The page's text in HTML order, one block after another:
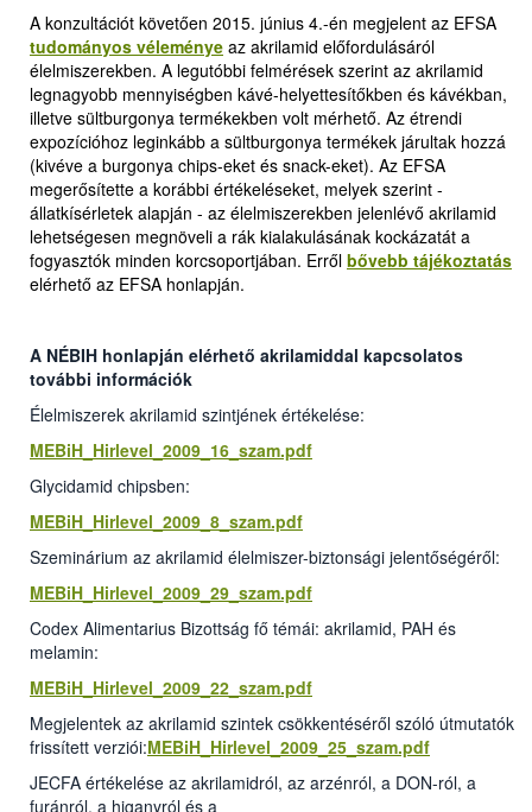
A konzultációt követően 2015. június 4.-én megjelent az EFSA
tudományos véleménye az akrilamid előfordulásáról
élelmiszerekben. A legutóbbi felmérések szerint az akrilamid
legnagyobb mennyiségben kávé-helyettesítőkben és kávékban,
illetve sültburgonya termékekben volt mérhető. Az étrendi
expozícióhoz leginkább a sültburgonya termékek járultak hozzá
(kivéve a burgonya chips-eket és snack-eket). Az EFSA
megerősítette a korábbi értékeléseket, melyek szerint -
állatkísérletek alapján - az élelmiszerekben jelenlévő akrilamid
lehetségesen megnöveli a rák kialakulásának kockázatát a
fogyasztók minden korcsoportjában. Erről bővebb tájékoztatás
elérhető az EFSA honlapján.
A NÉBIH honlapján elérhető akrilamiddal kapcsolatos
további információk
Élelmiszerek akrilamid szintjének értékelése:
MEBiH_Hirlevel_2009_16_szam.pdf
Glycidamid chipsben:
MEBiH_Hirlevel_2009_8_szam.pdf
Szeminárium az akrilamid élelmiszer-biztonsági jelentőségéről:
MEBiH_Hirlevel_2009_29_szam.pdf
Codex Alimentarius Bizottság fő témái: akrilamid, PAH és
melamin:
MEBiH_Hirlevel_2009_22_szam.pdf
Megjelentek az akrilamid szintek csökkentéséről szóló útmutatók
frissített verziói:MEBiH_Hirlevel_2009_25_szam.pdf
JECFA értékelése az akrilamidról, az arzénról, a DON-ról, a
furánról, a higanyról és a